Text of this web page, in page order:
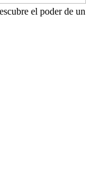
el poder de un